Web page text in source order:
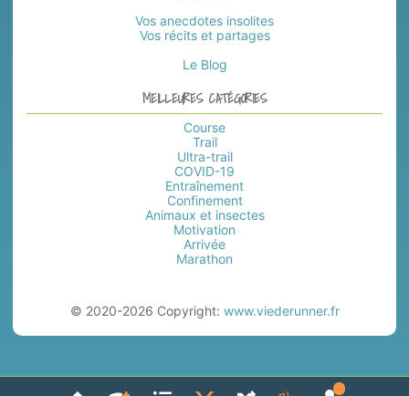
Vos anecdotes insolites
Vos récits et partages
Le Blog
MEILLEURES CATÉGORIES
Course
Trail
Ultra-trail
COVID-19
Entraînement
Confinement
Animaux et insectes
Motivation
Arrivée
Marathon
© 2020-2026 Copyright: www.viederunner.fr